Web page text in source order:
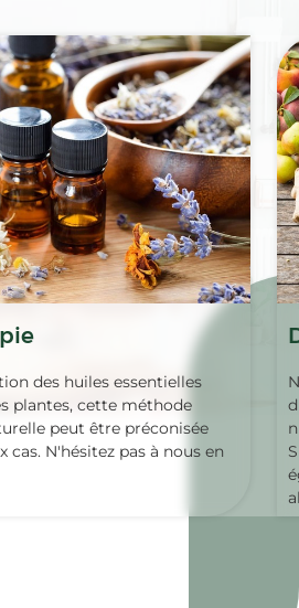
des huiles essentielles
plantes, cette méthode
peut être préconisée
cas. N'hésitez pas à nous en